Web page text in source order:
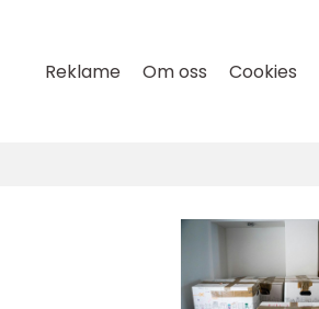
Reklame Om oss Cookies